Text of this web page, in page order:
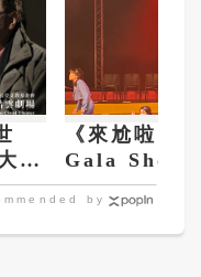
師
《來尬啦
Gala Show
集台灣10年
by